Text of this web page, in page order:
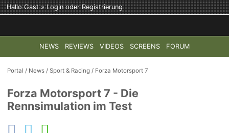
Hallo Gast »LoginoderRegistrierung
NEWS REVIEWS VIDEOS SCREENS FORUM
TOP-THEMEN: COD: MODERN WARFARE 4 HALO:
Portal / News /Sport & Racing / Forza Motorsport 7
Forza Motorsport 7 - Die
Rennsimulation im Test